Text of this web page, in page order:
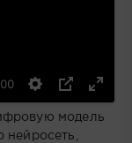
модель